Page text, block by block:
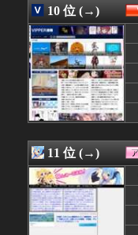
08/08 12:18
08/08 12:18
08/08 12:17
08/08 12:17
08/08 12:16
08/08 12:15
08/08 12:15
08/08 12:15
08/08 12:15
08/08 12:13
08/08 12:13
08/08 12:13
08/08 12:12
08/08 12:12
08/08 12:12
10 位 (→)
11 位 (→)